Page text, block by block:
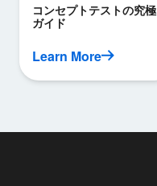
コンセプトテストの究極
ガイド
Learn More